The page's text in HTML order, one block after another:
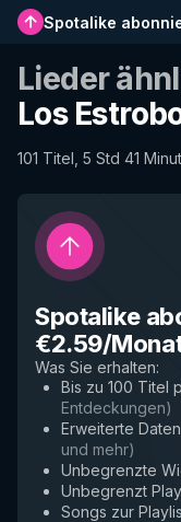
Spotalike
Lieder
Los
101 Titel, 5 Std 41
Spotalike
€2.59/
Was Sie erhalten:
Bis zu 100 Titel
Entdeckungen)
Erweiterte
und mehr)
Unbegrenzte
Unbegrenzt
Songs zur